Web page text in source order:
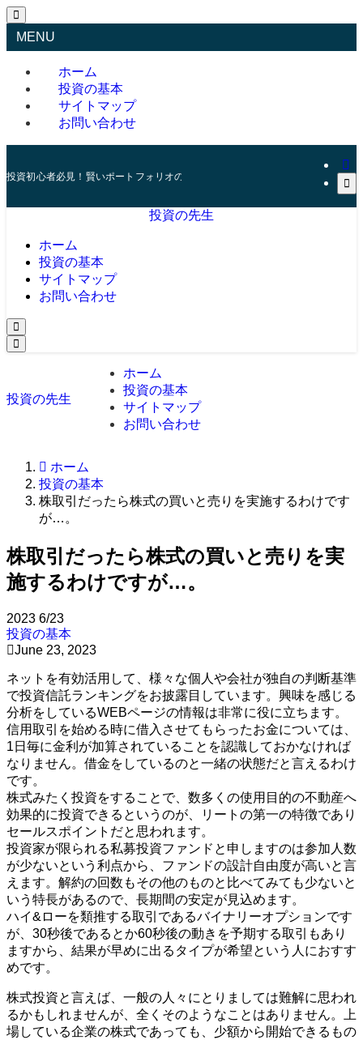
MENU
ホーム
投資の基本
サイトマップ
お問い合わせ
投資初心者必見！賢いポートフォリオの組み方とリスク管理の秘訣
投資の先生
ホーム
投資の基本
サイトマップ
お問い合わせ
投資の先生
ホーム
投資の基本
サイトマップ
お問い合わせ
ホーム
投資の基本
株取引だったら株式の買いと売りを実施するわけです
が…。
株取引だったら株式の買いと売りを実
施するわけですが…。
2023 6/23
投資の基本
June 23, 2023
ネットを有効活用して、様々な個人や会社が独自の判断基準
で投資信託ランキングをお披露目しています。興味を感じる
分析をしているWEBページの情報は非常に役に立ちます。
信用取引を始める時に借入させてもらったお金については、
1日毎に金利が加算されていることを認識しておかなければ
なりません。借金をしているのと一緒の状態だと言えるわけ
です。
株式みたく投資をすることで、数多くの使用目的の不動産へ
効果的に投資できるというのが、リートの第一の特徴であり
セールスポイントだと思われます。
投資家が限られる私募投資ファンドと申しますのは参加人数
が少ないという利点から、ファンドの設計自由度が高いと言
えます。解約の回数もその他のものと比べてみても少ないと
いう特長があるので、長期間の安定が見込めます。
ハイ&ローを類推する取引であるバイナリーオプションです
が、30秒後であるとか60秒後の動きを予期する取引もあり
ますから、結果が早めに出るタイプが希望という人におすす
めです。
株式投資と言えば、一般の人々にとりましては難解に思われ
るかもしれませんが、全くそのようなことはありません。上
場している企業の株式であっても、少額から開始できるもの